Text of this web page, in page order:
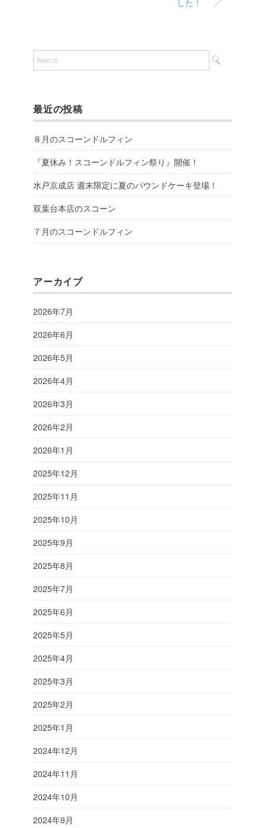
最近の投稿
８月のスコーンドルフィン
『夏休み！スコーンドルフィン祭り』開催！
水戸京成店 週末限定に夏のパウンドケーキ登場！
双葉台本店のスコーン
７月のスコーンドルフィン
アーカイブ
2026年7月
2026年6月
2026年5月
2026年4月
2026年3月
2026年2月
2026年1月
2025年12月
2025年11月
2025年10月
2025年9月
2025年8月
2025年7月
2025年6月
2025年5月
2025年4月
2025年3月
2025年2月
2025年1月
2024年12月
2024年11月
2024年10月
2024年9月